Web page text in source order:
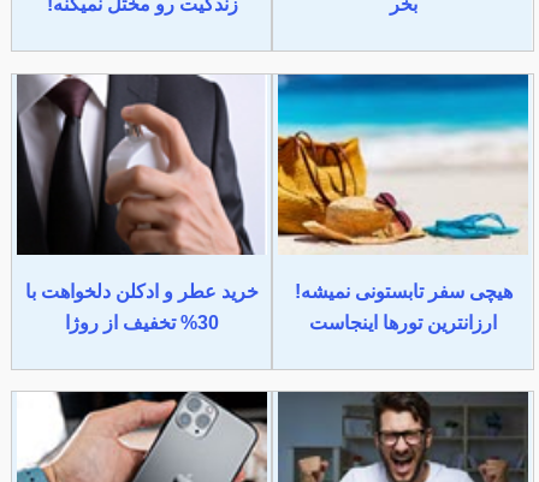
بخر
زندگیت رو مختل نمیکنه!
هیچی سفر تابستونی نمیشه!
ارزانترین تورها اینجاست
خرید عطر و ادکلن دلخواهت با
30% تخفیف از روژا